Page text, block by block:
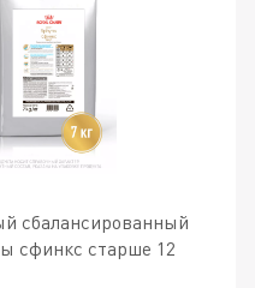
сбалансированный
сфинкс старше 12